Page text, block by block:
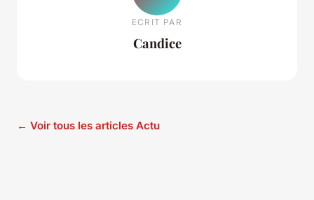
ECRIT PAR
Candice
← Voir tous les articles Actu